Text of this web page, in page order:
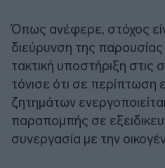
Όπως ανέφερε, στόχος
διεύρυνση της
τακτική υποστήριξη στις
τόνισε ότι σε
ζητημάτων
παραπομπής σε
συνεργασία με την